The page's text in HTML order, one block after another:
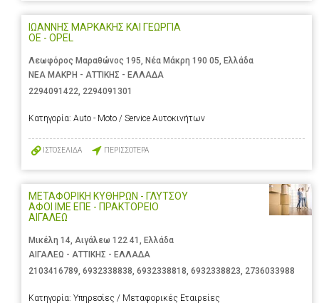
ΙΩΑΝΝΗΣ ΜΑΡΚΑΚΗΣ ΚΑΙ ΓΕΩΡΓΙΑ
ΟΕ - OPEL
Λεωφόρος Μαραθώνος 195, Νέα Μάκρη 190 05, Ελλάδα
ΝΕΑ ΜΑΚΡΗ - ΑΤΤΙΚΗΣ - ΕΛΛΑΔΑ
2294091422 2294091301
Κατηγορία: Auto - Moto / Service Αυτοκινήτων
ΙΣΤΟΣΕΛΙΔΑ ΠΕΡΙΣΣΟΤΕΡΑ
ΜΕΤΑΦΟΡΙΚΗ ΚΥΘΗΡΩΝ - ΓΛΥΤΣΟΥ
ΑΦΟΙ ΙΜΕ ΕΠΕ - ΠΡΑΚΤΟΡΕΙΟ
ΑΙΓΑΛΕΩ
Μικέλη 14, Αιγάλεω 122 41, Ελλάδα
ΑΙΓΑΛΕΩ - ΑΤΤΙΚΗΣ - ΕΛΛΑΔΑ
2103416789, 6932338838, 6932338818, 6932338823, 2736033988
Κατηγορία: Υπηρεσίες / Μεταφορικές Εταιρείες